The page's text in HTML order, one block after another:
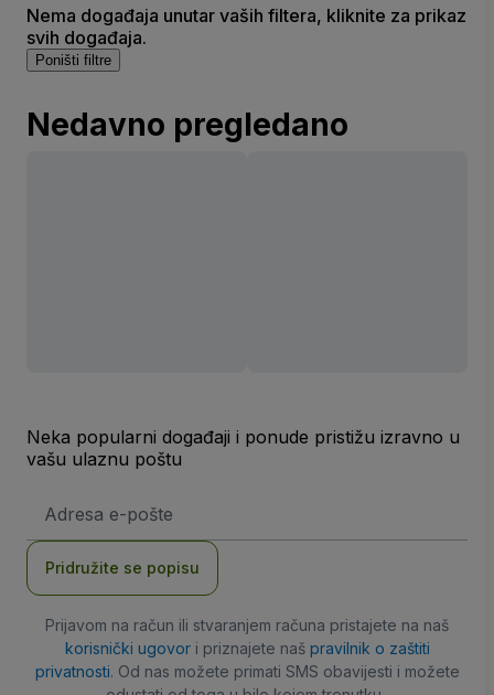
Nema događaja unutar vaših filtera, kliknite za prikaz
svih događaja.
Poništi filtre
Nedavno pregledano
Neka popularni događaji i ponude pristižu izravno u
vašu ulaznu poštu
mail
Pridružite se popisu
Prijavom na račun ili stvaranjem računa pristajete na naš
korisnički ugovori priznajete naš pravilnik o zaštiti
privatnosti. Od nas možete primati SMS obavijesti i možete